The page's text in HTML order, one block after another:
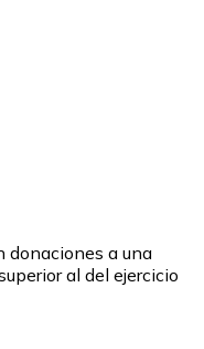
donaciones a una
al del ejercicio